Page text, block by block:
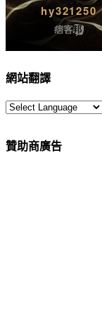
網站翻譯
贊助商廣告